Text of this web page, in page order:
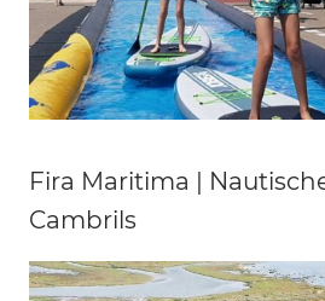
Fira Maritima |
Cambrils